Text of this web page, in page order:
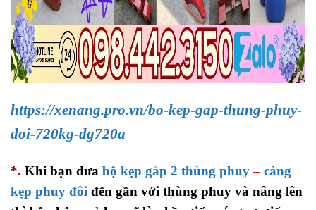
https://xenang.pro.vn/bo-kep-gap-thung-phuy-
doi-720kg-dg720a
*. Khi bạn đưa bộ kẹp gắp 2 thùng phuy – càng
kẹp phuy đôi đến gần với thùng phuy và nâng lên